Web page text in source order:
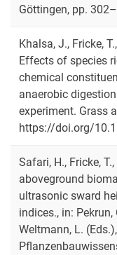
Göttingen, pp.
Khalsa, J., Fricke,
Effects of species
chemical
anaerobic
experiment. Grass
https://doi.org/
Safari, H., Fricke,
aboveground
ultrasonic sward
indices., in: Pekrun,
Weltmann, L.